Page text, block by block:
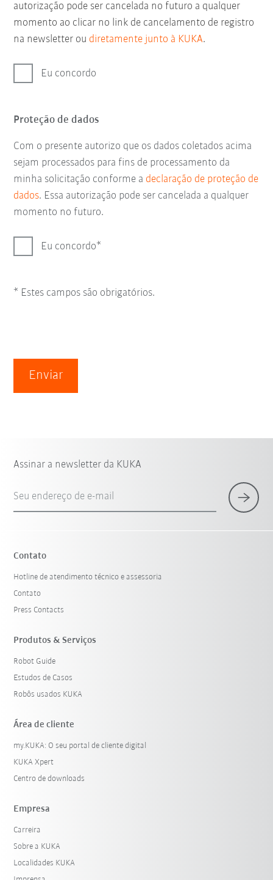
autorização pode ser cancelada no futuro a qualquer
momento ao clicar no link de cancelamento de registro
na newsletter ou diretamente junto à KUKA.
Eu concordo
Proteção de dados
Com o presente autorizo que os dados coletados acima
sejam processados para fins de processamento da
minha solicitação conforme a declaração de proteção de
dados. Essa autorização pode ser cancelada a qualquer
momento no futuro.
Eu concordo
* Estes campos são obrigatórios.
Enviar
Assinar a newsletter da KUKA
Seu endereço de e-mail
Contato
Hotline de atendimento técnico e assessoria
Contato
Press Contacts
Produtos & Serviços
Robot Guide
Estudos de Casos
Robôs usados KUKA
Área de cliente
my.KUKA: O seu portal de cliente digital
KUKA Xpert
Centro de downloads
Empresa
Carreira
Sobre a KUKA
Localidades KUKA